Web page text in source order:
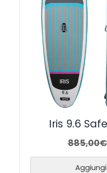
Iris 9.6
885,00€